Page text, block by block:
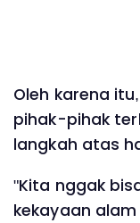
Oleh karena
pihak-pihak
langkah atas
"Kita nggak
kekayaan